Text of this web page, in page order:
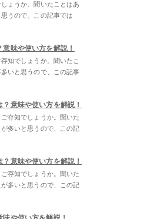
ょうか。聞いたことはあ
うので、この記事では
意味や使い方を解説！
知でしょうか。聞いたこ
いと思うので、この記事
？意味や使い方を解説！
存知でしょうか。聞いた
多いと思うので、この記
？意味や使い方を解説！
存知でしょうか。聞いた
多いと思うので、この記